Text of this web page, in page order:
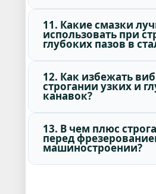
11. Какие смазки
использовать при
глубоких пазов в
12. Как избежать
строгании узких и
канавок?
13. В чем плюс
перед
машиностроении?